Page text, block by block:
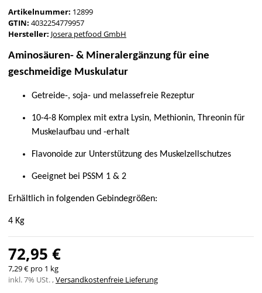
Artikelnummer: 12899
GTIN: 4032254779957
Hersteller: Josera petfood GmbH
Aminosäuren- & Mineralergänzung für eine
geschmeidige Muskulatur
Getreide-, soja- und melassefreie Rezeptur
10-4-8 Komplex mit extra Lysin, Methionin, Threonin für
Muskelaufbau und -erhalt
Flavonoide zur Unterstützung des Muskelzellschutzes
Geeignet bei PSSM 1 & 2
Erhältlich in folgenden Gebindegrößen:
4 Kg
72,95 €
7,29 € pro 1 kg
inkl. 7% USt. ,Versandkostenfreie Lieferung